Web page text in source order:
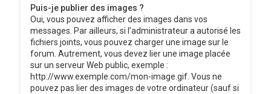
Puis-je publier des images ?
Oui, vous pouvez afficher des images dans vos
messages. Par ailleurs, si l’administrateur a autorisé les
fichiers joints, vous pouvez charger une image sur le
forum. Autrement, vous devez lier une image placée
sur un serveur Web public, exemple :
http://www.exemple.com/mon-image.gif. Vous ne
pouvez pas lier des images de votre ordinateur (sauf si